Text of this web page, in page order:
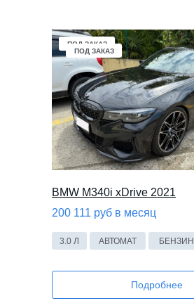
BMW M340i xDrive 2021
200 111 руб в месяц
Подробнее
3.0 Л АВТОМАТ БЕНЗИН
ПОД ЗАКАЗ
ПОД ЗАКАЗ